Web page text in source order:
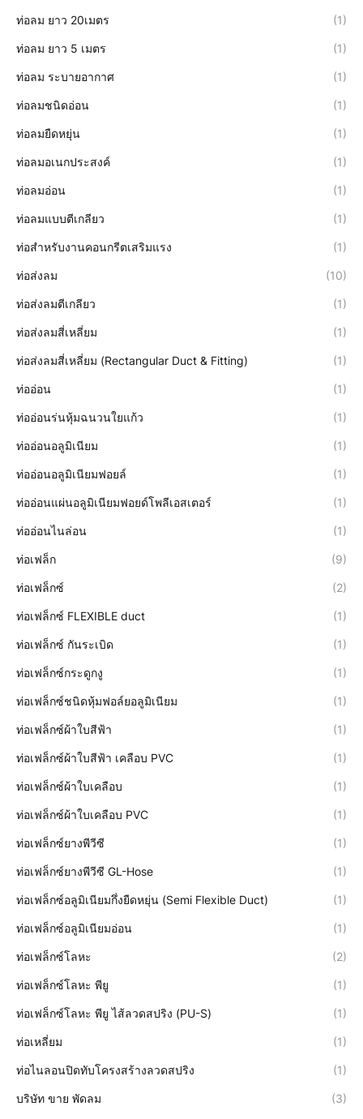
ท่อลม ยาว 20เมตร (1)
ท่อลม ยาว 5 เมตร (1)
ท่อลม ระบายอากาศ (1)
ท่อลมชนิดอ่อน (1)
ท่อลมยืดหยุ่น (1)
ท่อลมอเนกประสงค์ (1)
ท่อลมอ่อน (1)
ท่อลมแบบตีเกลียว (1)
ท่อสำหรับงานคอนกรีตเสริมแรง (1)
ท่อส่งลม (10)
ท่อส่งลมตีเกลียว (1)
ท่อส่งลมสี่เหลี่ยม (1)
ท่อส่งลมสี่เหลี่ยม (Rectangular Duct & Fitting) (1)
ท่ออ่อน (1)
ท่ออ่อนร่นหุ้มฉนวนใยแก้ว (1)
ท่ออ่อนอลูมิเนียม (1)
ท่ออ่อนอลูมิเนียมฟอยล์ (1)
ท่ออ่อนแผ่นอลูมิเนียมฟอยด์โพลีเอสเตอร์ (1)
ท่ออ่อนไนล่อน (1)
ท่อเฟล็ก (9)
ท่อเฟล็กซ์ (2)
ท่อเฟล็กซ์ FLEXIBLE duct (1)
ท่อเฟล็กซ์ กันระเบิด (1)
ท่อเฟล็กซ์กระดูกงู (1)
ท่อเฟล็กซ์ชนิดหุ้มฟอล์ยอลูมิเนียม (1)
ท่อเฟล็กซ์ผ้าใบสีฟ้า (1)
ท่อเฟล็กซ์ผ้าใบสีฟ้า เคลือบ PVC (1)
ท่อเฟล็กซ์ผ้าใบเคลือบ (1)
ท่อเฟล็กซ์ผ้าใบเคลือบ PVC (1)
ท่อเฟล็กซ์ยางพีวีซี (1)
ท่อเฟล็กซ์ยางพีวีซี GL-Hose (1)
ท่อเฟล็กซ์อลูมิเนียมกึ่งยืดหยุ่น (Semi Flexible Duct) (1)
ท่อเฟล็กซ์อลูมิเนียมอ่อน (1)
ท่อเฟล็กซ์โลหะ (2)
ท่อเฟล็กซ์โลหะ พียู (1)
ท่อเฟล็กซ์โลหะ พียู ไส้ลวดสปริง (PU-S) (1)
ท่อเหลี่ยม (1)
ท่อไนลอนปิดทับโครงสร้างลวดสปริง (1)
บริษัท ขาย พัดลม (3)